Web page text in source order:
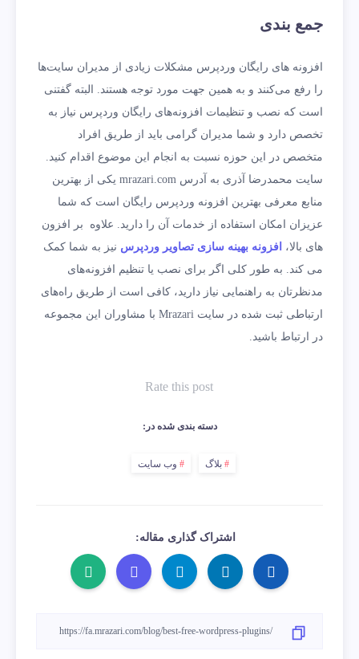
جمع بندی
افزونه های رایگان وردپرس مشکلات زیادی از مدیران سایت‌ها
را رفع می‌کنند و به همین جهت مورد توجه هستند. البته گفتنی
است که نصب و تنظیمات افزونه‌های رایگان وردپرس نیاز به
تخصص دارد و شما مدیران گرامی باید از طریق افراد
متخصص در این حوزه نسبت به انجام این موضوع اقدام کنید.
سایت محمدرضا آذری به آدرس mrazari.com یکی از بهترین
منابع معرفی بهترین افزونه وردپرس رایگان است که شما
عزیزان امکان استفاده از خدمات آن را دارید. علاوه بر افزون
های بالا، افزونه بهینه سازی تصاویر وردپرس نیز به شما کمک
می کند. به طور کلی اگر برای نصب یا تنظیم افزونه‌های
مدنظرتان به راهنمایی نیاز دارید، کافی است از طریق راه‌های
ارتباطی ثبت شده در سایت Mrazari با مشاوران این مجموعه
در ارتباط باشید.
Rate this post
دسته بندی شده در:
بلاگ وب سایت
اشتراک گذاری مقاله: